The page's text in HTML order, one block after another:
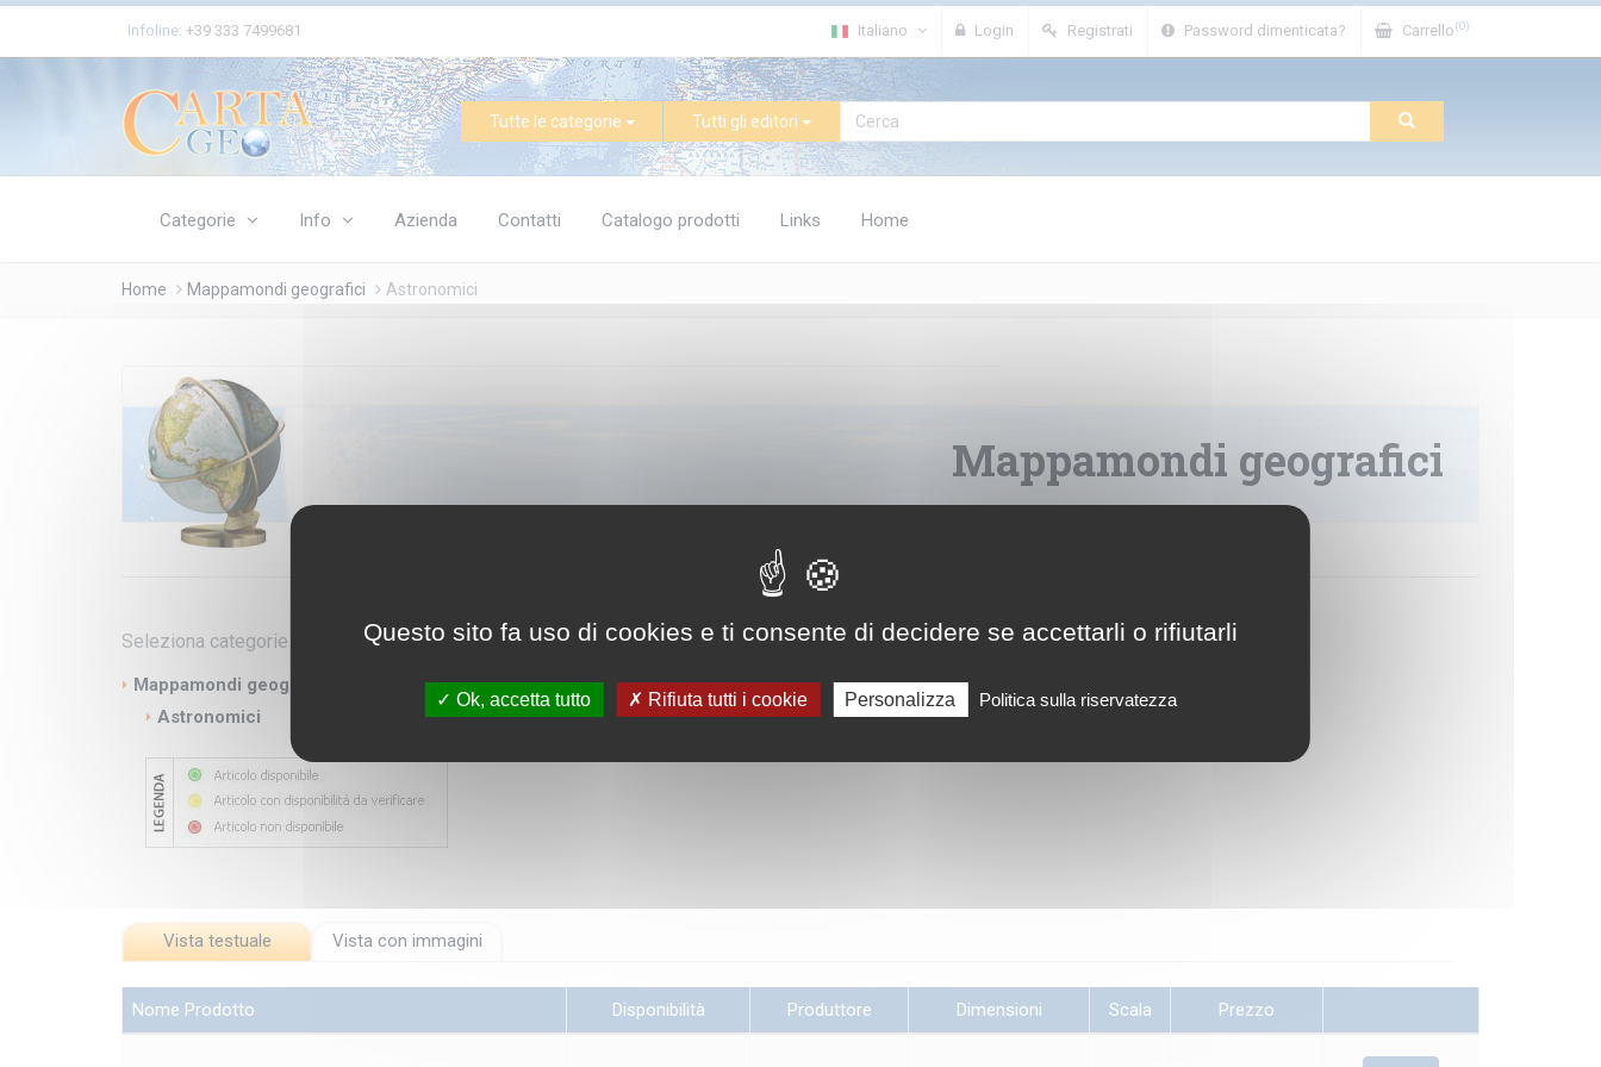
Infoline: +39 333 7499681 Italiano Login Registrati Password dimenticata? Carrello(0)
Tutte le categorie Tutti gli editori
Categorie Info Azienda Contatti Catalogo prodotti Links Home
Home Mappamondi geografici Astronomici
Mappamondi geografici
Seleziona categorie
Mappamondi geografici
Astronomici
Vista testuale Vista con immagini
Nome Prodotto Disponibilità Produttore Dimensioni Scala Prezzo
Cookies management panel
Questo sito fa uso di cookies e ti consente di decidere se accettarli o rifiutarli
Ok, accetta tutto Rifiuta tutti i cookie Personalizza Politica sulla riservatezza